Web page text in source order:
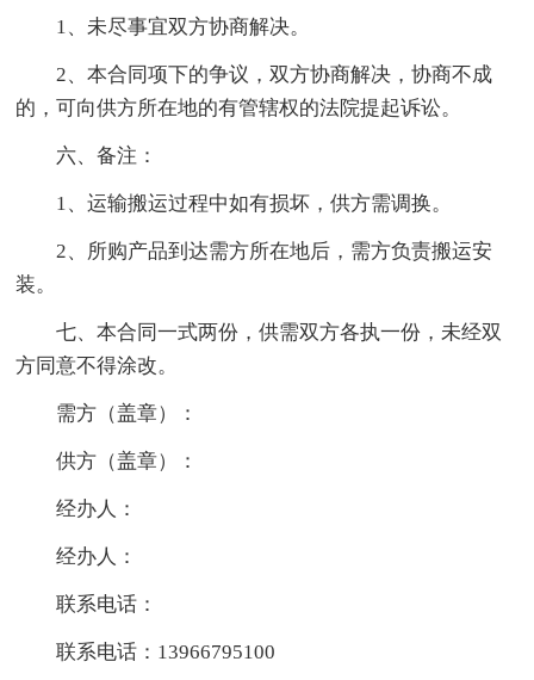
1、未尽事宜双方协商解决。
2、本合同项下的争议，双方协商解决，协商不成
的，可向供方所在地的有管辖权的法院提起诉讼。
六、备注：
1、运输搬运过程中如有损坏，供方需调换。
2、所购产品到达需方所在地后，需方负责搬运安
装。
七、本合同一式两份，供需双方各执一份，未经双
方同意不得涂改。
需方（盖章）：
供方（盖章）：
经办人：
经办人：
联系电话：
联系电话：13966795100